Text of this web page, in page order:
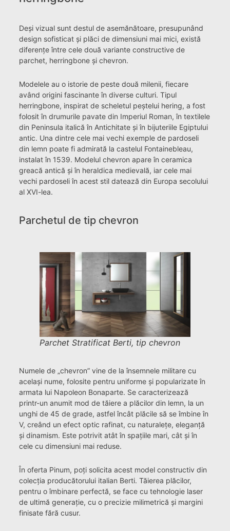
Deși vizual sunt destul de asemănătoare, presupunând
design sofisticat și plăci de dimensiuni mai mici, există
diferențe între cele două variante constructive de
parchet, herringbone și chevron.
Modelele au o istorie de peste două milenii, fiecare
având origini fascinante în diverse culturi. Tipul
herringbone, inspirat de scheletul peștelui hering, a fost
folosit în drumurile pavate din Imperiul Roman, în textilele
din Peninsula italică în Antichitate și în bijuteriile Egiptului
antic. Una dintre cele mai vechi exemple de pardoseli
din lemn poate fi admirată la castelul Fontainebleau,
instalat în 1539. Modelul chevron apare în ceramica
greacă antică și în heraldica medievală, iar cele mai
vechi pardoseli în acest stil datează din Europa secolului
al XVI-lea.
Parchetul de tip chevron
Parchet Stratificat Berti, tip chevron
Numele de „chevron” vine de la însemnele militare cu
același nume, folosite pentru uniforme și popularizate în
armata lui Napoleon Bonaparte. Se caracterizează
printr-un anumit mod de tăiere a plăcilor din lemn, la un
unghi de 45 de grade, astfel încât plăcile să se îmbine în
V, creând un efect optic rafinat, cu naturalețe, eleganță
și dinamism. Este potrivit atât în spațiile mari, cât și în
cele cu dimensiuni mai reduse.
În oferta Pinum, poți solicita acest model constructiv din
colecția producătorului italian Berti. Tăierea plăcilor,
pentru o îmbinare perfectă, se face cu tehnologie laser
de ultimă generație, cu o precizie milimetrică și margini
finisate fără cusur.